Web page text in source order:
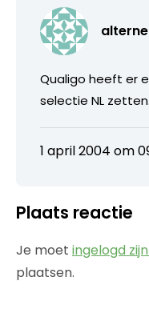
Qualigo heeft er
selectie NL zetten.
1 april 2004 om
Plaats reactie
Je moet ingelogd
plaatsen.